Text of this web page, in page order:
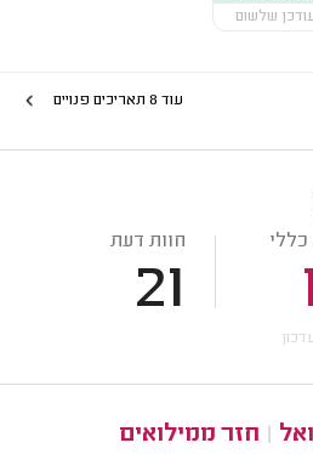
שלשום
עוד 8 תאריכים פנויים
כללי חוות דעת
21
חזר ממילואים